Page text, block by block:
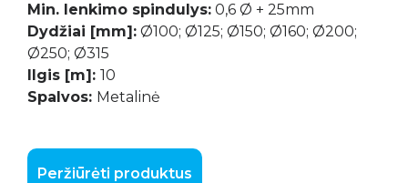
Min. lenkimo spindulys: 0,6 Ø + 25mm
Dydžiai [mm]: Ø100; Ø125; Ø150; Ø160; Ø200;
Ø250; Ø315
Ilgis [m]: 10
Spalvos: Metalinė
Peržiūrėti produktus